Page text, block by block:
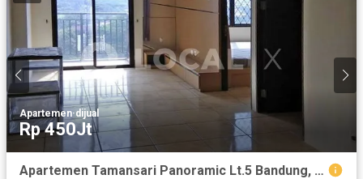
Apartemen·dijual
Rp 450Jt
Apartemen Tamansari Panoramic Lt.5 Bandung, Jawa Barat